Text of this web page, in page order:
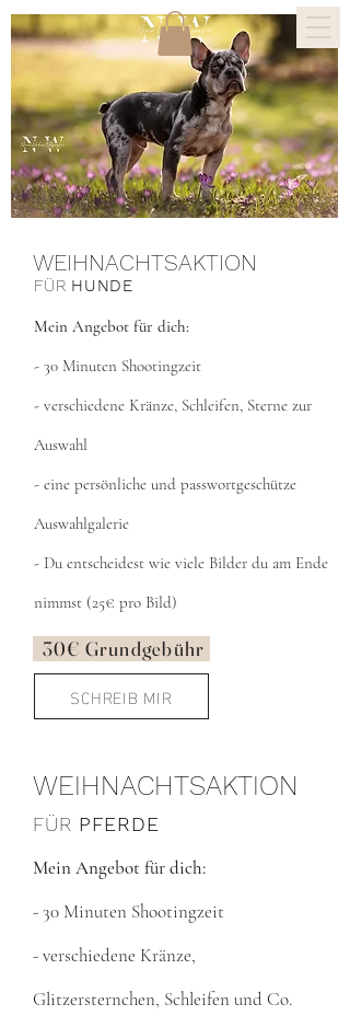
WEIHNACHTSAKTION
FÜR HUNDE
Mein Angebot für dich:
- 30 Minuten Shootingzeit
- verschiedene Kränze, Schleifen, Sterne zur
Auswahl
- eine persönliche und passwortgeschütze
Auswahlgalerie
- Du entscheidest wie viele Bilder du am Ende
nimmst (25€ pro Bild)
30€ Grundgebühr
SCHREIB MIR
WEIHNACHTSAKTION
FÜR PFERDE
Mein Angebot für dich:
- 30 Minuten Shootingzeit
- verschiedene Kränze,
Glitzersternchen, Schleifen und Co.